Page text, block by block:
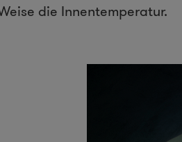
die Innentemperatur.